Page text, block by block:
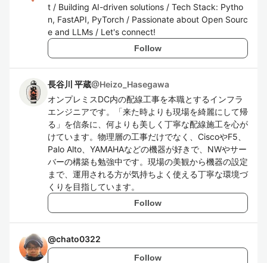
t / Building AI-driven solutions / Tech Stack: Pytho
n, FastAPI, PyTorch / Passionate about Open Sourc
e and LLMs / Let's connect!
Follow
長谷川 平蔵@Heizo_Hasegawa
オンプレミスDC内の配線工事を本職とするインフラ
エンジニアです。「来た時よりも現場を綺麗にして帰
る」を信条に、何よりも美しく丁寧な配線施工を心が
けています。物理層の工事だけでなく、CiscoやF5、
Palo Alto、YAMAHAなどの機器が好きで、NWやサー
バーの構築も勉強中です。現場の美観から機器の設定
まで、運用される方が気持ちよく使える丁寧な環境づ
くりを目指しています。
Follow
@chato0322
Follow